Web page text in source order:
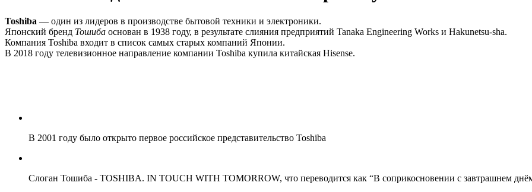
Toshiba — один из лидеров в производстве бытовой техники и электроники.
Японский бренд Тошиба основан в 1938 году, в результате слияния предприятий Tanaka Engineering Works и Hakunetsu-sha.
Компания Toshiba входит в список самых старых компаний Японии.
В 2018 году телевизионное направление компании Toshiba купила китайская Hisense.
В 2001 году было открыто первое российское представительство Toshiba
Слоган Тошиба - TOSHIBA. IN TOUCH WITH TOMORROW, что переводится как “В соприкосновении с завтрашнем